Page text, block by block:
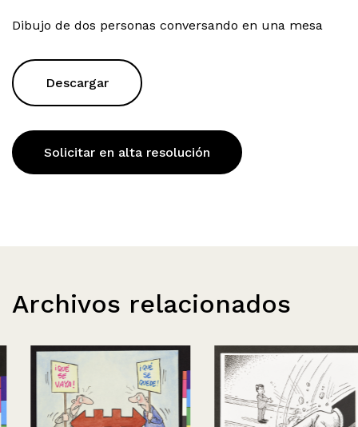
Dibujo de dos personas conversando en una mesa
Descargar
Solicitar en alta resolución
Archivos relacionados